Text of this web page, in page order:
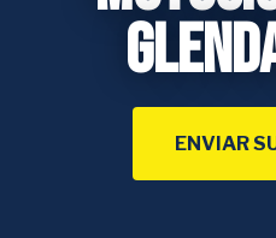
ENVIAR